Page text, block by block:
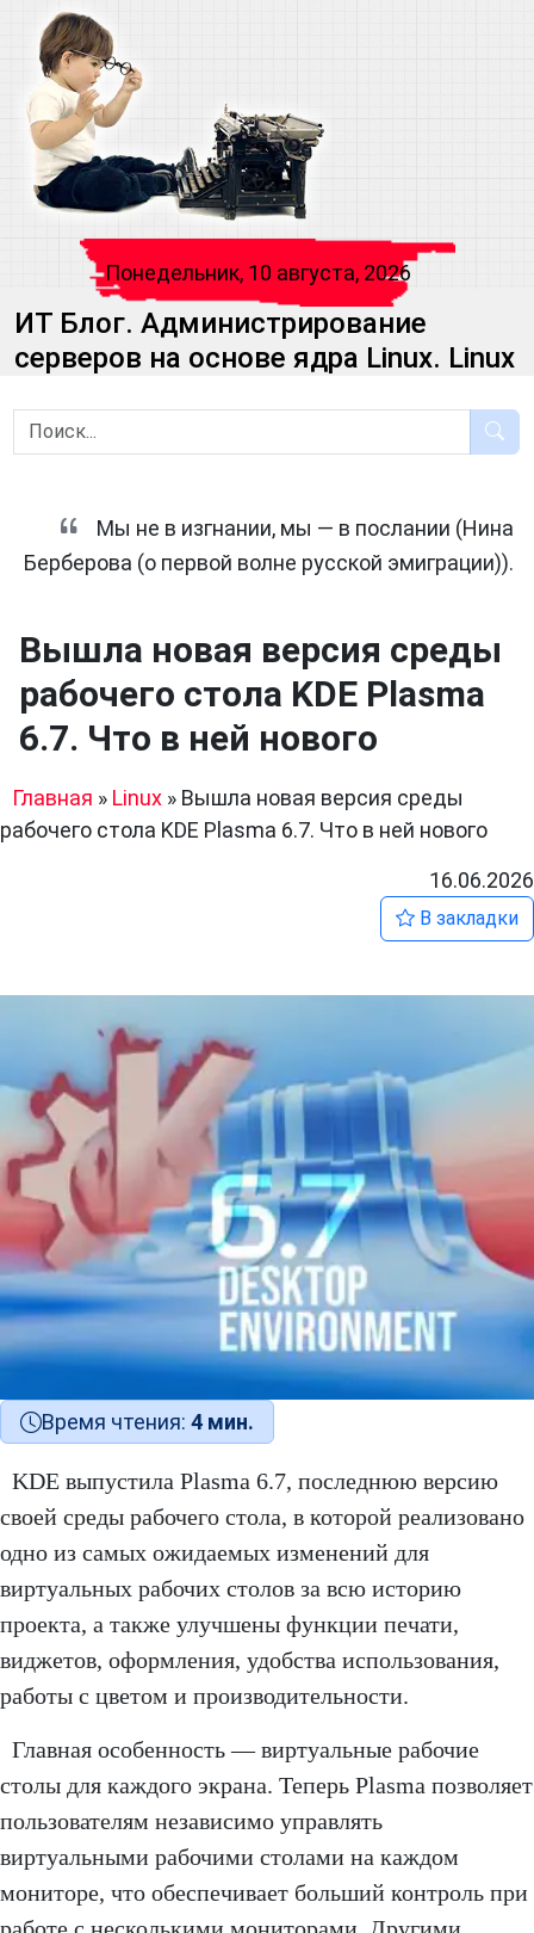
Понедельник, 10 августа, 2026
ИТ Блог. Администрирование
серверов на основе ядра Linux. Linux
Мы не в изгнании, мы — в послании (Нина
Берберова (о первой волне русской эмиграции)).
Вышла новая версия среды
рабочего стола KDE Plasma
6.7. Что в ней нового
Главная » Linux » Вышла новая версия среды
рабочего стола KDE Plasma 6.7. Что в ней нового
16.06.2026
В закладки
Время чтения: 4 мин.
KDE выпустила Plasma 6.7, последнюю версию
своей среды рабочего стола, в которой реализовано
одно из самых ожидаемых изменений для
виртуальных рабочих столов за всю историю
проекта, а также улучшены функции печати,
виджетов, оформления, удобства использования,
работы с цветом и производительности.
Главная особенность — виртуальные рабочие
столы для каждого экрана. Теперь Plasma позволяет
пользователям независимо управлять
виртуальными рабочими столами на каждом
мониторе, что обеспечивает больший контроль при